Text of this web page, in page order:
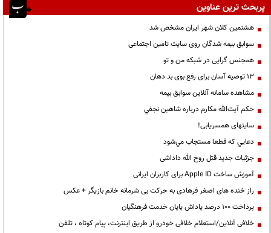
پربحث ترین عناوین
هشتمین کلان شهر ایران مشخص شد
سوابق بیمه شدگان روی سایت تامین اجتماعی
همجنس گرایی در شبکه من و تو
13 توصیه آسان برای رفع بوی بد دهان
مشاهده سامانه آنلاين سوابق بیمه
حكم آيت‌الله مكارم درباره شاهين نجفي
سایتهای همسریابی!
دعايي كه قطعا مستجاب مي‌شود
جزئیات جدید قتل روح الله داداشی
آموزش ساخت Apple ID برای کاربران ایرانی
راز خنده های اصغر فرهادی به حرکت بی شرمانه خانم بازیگر + عکس
پرداخت ۱۰۰ درصد پاداش پایان خدمت فرهنگیان
خلافی آنلاین/استعلام خلافی خودرو از طریق اینترنت، پیام کوتاه ، تلفن